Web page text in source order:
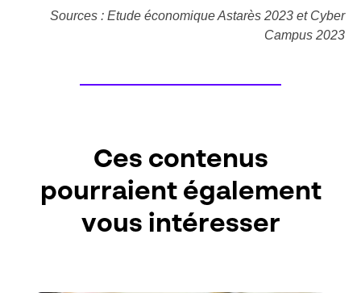
Sources : Etude économique Astarès 2023 et Cyber
Campus 2023
Ces contenus
pourraient également
vous intéresser